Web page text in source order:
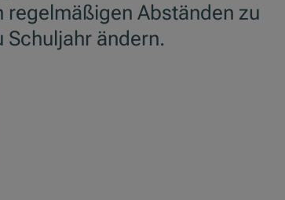
regelmäßigen Abständen zu
Schuljahr ändern.